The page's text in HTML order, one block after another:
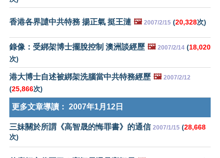
香港各界譴中共特務 揚正氣 挺王漣 🖼️ 2007/2/15 (20,328次)
錄像：受綁架博士擺脫控制 澳洲談經歷 🖼️ 2007/2/14 (18,020
次)
港大博士自述被綁架洗腦當中共特務經歷 🖼️ 2007/2/12
(25,866次)
更多文章導讀： 2007年1月12日
三妹關於所謂《高智晟的悔罪書》的通信 2007/1/15 (28,668
次)